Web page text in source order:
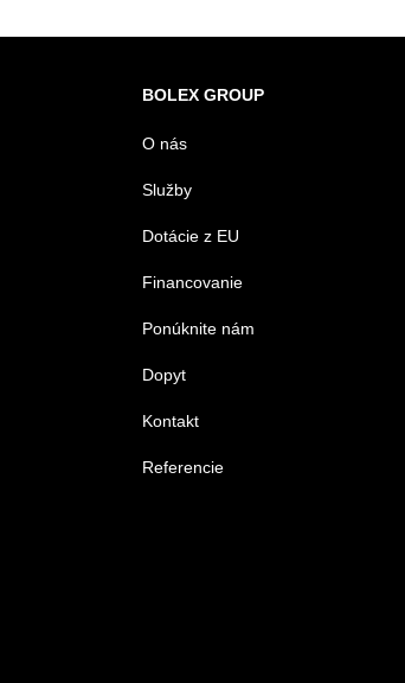
BOLEX GROUP
O nás
Služby
Dotácie z EU
Financovanie
Ponúknite nám
Dopyt
Kontakt
Referencie